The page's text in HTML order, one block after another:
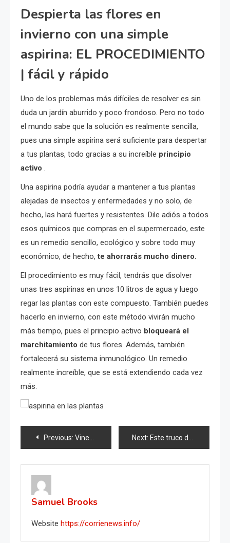
Despierta las flores en
invierno con una simple
aspirina: EL PROCEDIMIENTO
| fácil y rápido
Uno de los problemas más difíciles de resolver es sin
duda un jardín aburrido y poco frondoso. Pero no todo
el mundo sabe que la solución es realmente sencilla,
pues una simple aspirina será suficiente para despertar
a tus plantas, todo gracias a su increíble principio
activo .
Una aspirina podría ayudar a mantener a tus plantas
alejadas de insectos y enfermedades y no solo, de
hecho, las hará fuertes y resistentes. Dile adiós a todos
esos químicos que compras en el supermercado, este
es un remedio sencillo, ecológico y sobre todo muy
económico, de hecho,te ahorrarás mucho dinero.
El procedimiento es muy fácil, tendrás que disolver
unas tres aspirinas en unos 10 litros de agua y luego
regar las plantas con este compuesto. También puedes
hacerlo en invierno, con este método vivirán mucho
más tiempo, pues el principio activo bloqueará el
marchitamiento de tus flores. Además, también
fortalecerá su sistema inmunológico. Un remedio
realmente increíble, que se está extendiendo cada vez
más.
Post
navigation
Previous: Vinegar in the washing machine: the effects on laundry: what happens if you try it? Next: Este truco de cocina ahorra mucho dinero: poca gente lo sabe
Samuel Brooks
Website https://corrienews.info/